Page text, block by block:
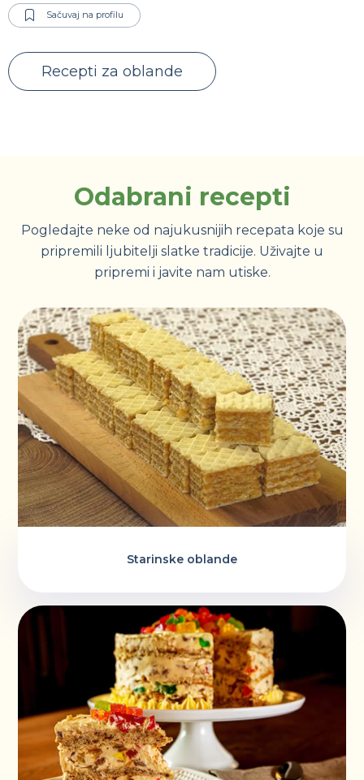
Sačuvaj na profilu
Recepti za oblande
Odabrani recepti
Pogledajte neke od najukusnijih recepata koje su
pripremili ljubitelji slatke tradicije. Uživajte u
pripremi i javite nam utiske.
Starinske oblande